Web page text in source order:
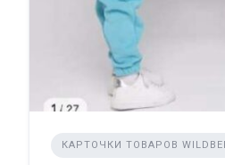
КАРТОЧКИ ТОВАРОВ